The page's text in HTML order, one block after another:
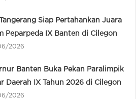
Siap Pertahankan Juara
Peparpeda IX Banten di Cilegon
2026
Banten Buka Pekan Paralimpik
Daerah IX Tahun 2026 di Cilegon
2026